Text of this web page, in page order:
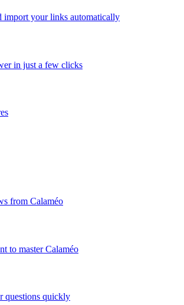
import your links automatically
in just a few clicks
from Calaméo
to master Calaméo
questions quickly